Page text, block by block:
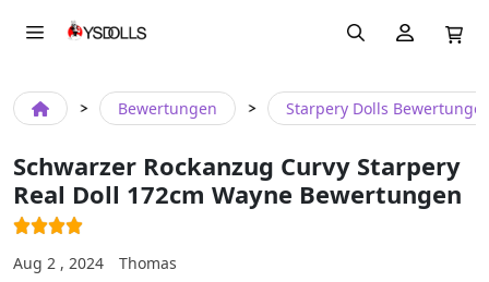
Bewertungen Starpery Dolls
Schwarzer Rockanzug Curvy Starpery
Real Doll 172cm Wayne Bewertungen
Aug 2 , 2024 Thomas